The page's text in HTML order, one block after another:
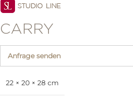
CARRY
Anfrage senden
22 × 20 × 28 cm